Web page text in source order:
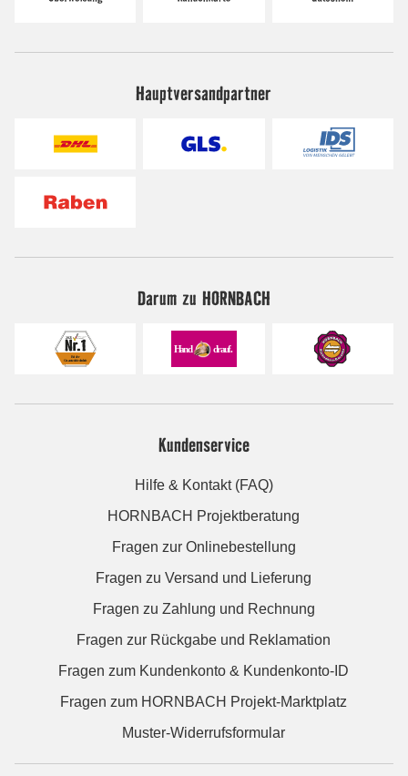
Hauptversandpartner
Darum zu HORNBACH
Kundenservice
Hilfe & Kontakt (FAQ)
HORNBACH Projektberatung
Fragen zur Onlinebestellung
Fragen zu Versand und Lieferung
Fragen zu Zahlung und Rechnung
Fragen zur Rückgabe und Reklamation
Fragen zum Kundenkonto & Kundenkonto-ID
Fragen zum HORNBACH Projekt-Marktplatz
Muster-Widerrufsformular